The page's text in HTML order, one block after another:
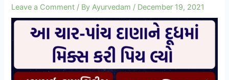
Leave a Comment / ByAyurvedam / December 19, 2021